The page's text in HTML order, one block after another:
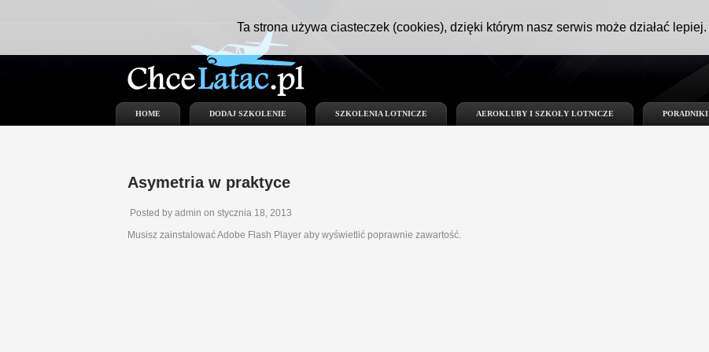
HOME DODAJ SZKOLENIE SZKOLENIA LOTNICZE AEROKLUBY I SZKOŁY LOTNICZE PORADNIKI
Asymetria w praktyce
Posted by admin on stycznia 18, 2013
Musisz zainstalować Adobe Flash Player aby wyświetlić poprawnie zawartość.
Ta strona używa ciasteczek (cookies), dzięki którym nasz serwis może działać lepiej.